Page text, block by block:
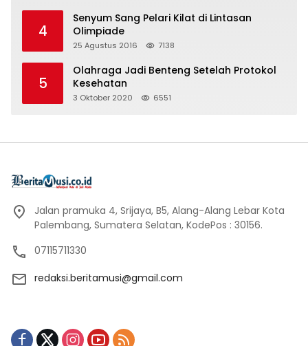
4
Senyum Sang Pelari Kilat di Lintasan
Olimpiade
25 Agustus 2016 7138
5
Olahraga Jadi Benteng Setelah Protokol
Kesehatan
3 Oktober 2020 6551
Jalan pramuka 4, Srijaya, B5, Alang-Alang Lebar Kota
Palembang, Sumatera Selatan, KodePos : 30156.
07115711330
redaksi.beritamusi@gmail.com